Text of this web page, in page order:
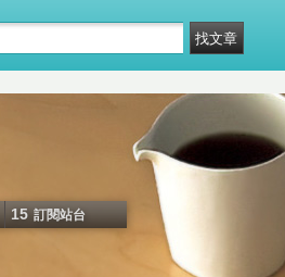
15 訂閱站台